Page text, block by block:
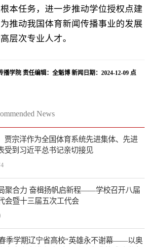
本任务，进一步推动学位授权点建
推动我国体育新闻传播事业的发展
层次专业人才。
学院 责任编辑：全魁博 新闻日期：2024-12-09 点
News
贾宗洋作为全国体育系统先进集体、先进
受到习近平总书记亲切接见
聚合力 奋楫扬帆启新程——学校召开八届
会暨十三届五次工代会
季学期辽宁省高校“英雄永不谢幕——以奥